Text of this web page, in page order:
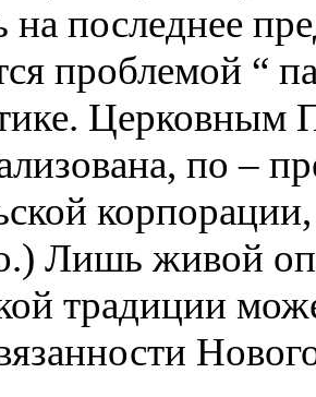
на последнее
проблемой “
Церковным
по –
Лишь живой
традиции